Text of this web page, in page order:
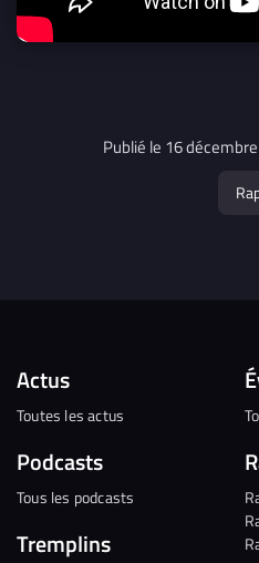
Publié le 16
Actus
Toutes les actus
Podcasts
Tous les podcasts
Tremplins